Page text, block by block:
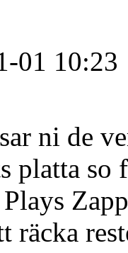
01 10:23
ni de
platta
räcka